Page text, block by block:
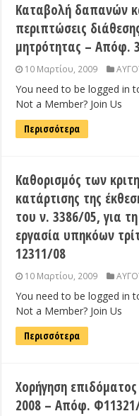
Καταβολή δαπανών
περιπτώσεις
μητρότητας – Απόφ.
10 Μαρτίου, 2009
You need to be logged in
Not a Member? Join Us
Περισσότερα
Καθορισμός των
κατάρτισης της
του ν. 3386/05, για
εργασία υπηκόων
12311/08
10 Μαρτίου, 2009
You need to be logged in
Not a Member? Join Us
Περισσότερα
Χορήγηση
2008 – Απόφ.